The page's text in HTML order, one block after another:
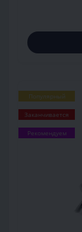
Популярный
Заканчивается
Рекомендуем